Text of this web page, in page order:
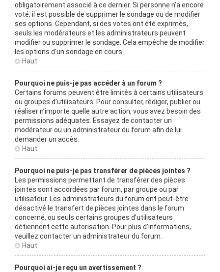
obligatoirement associé à ce dernier. Si personne n’a encore
voté, il est possible de supprimer le sondage ou de modifier
ses options. Cependant, si des votes ont été exprimés,
seuls les modérateurs et les administrateurs peuvent
modifier ou supprimer le sondage. Cela empêche de modifier
les options d’un sondage en cours.
Haut
Pourquoi ne puis-je pas accéder à un forum ?
Certains forums peuvent être limités à certains utilisateurs
ou groupes d’utilisateurs. Pour consulter, rédiger, publier ou
réaliser n’importe quelle autre action, vous avez besoin des
permissions adéquates. Essayez de contacter un
modérateur ou un administrateur du forum afin de lui
demander un accès.
Haut
Pourquoi ne puis-je pas transférer de pièces jointes ?
Les permissions permettant de transférer des pièces
jointes sont accordées par forum, par groupe ou par
utilisateur. Les administrateurs du forum ont peut-être
désactivé le transfert de pièces jointes dans le forum
concerné, ou seuls certains groupes d’utilisateurs
détiennent cette autorisation. Pour plus d’informations,
veuillez contacter un administrateur du forum.
Haut
Pourquoi ai-je reçu un avertissement ?